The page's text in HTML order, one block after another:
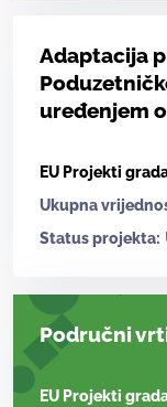
Adaptacija
uređenjem
EU Projekti
Ukupna
Status projekta:
Područni
EU Projekti